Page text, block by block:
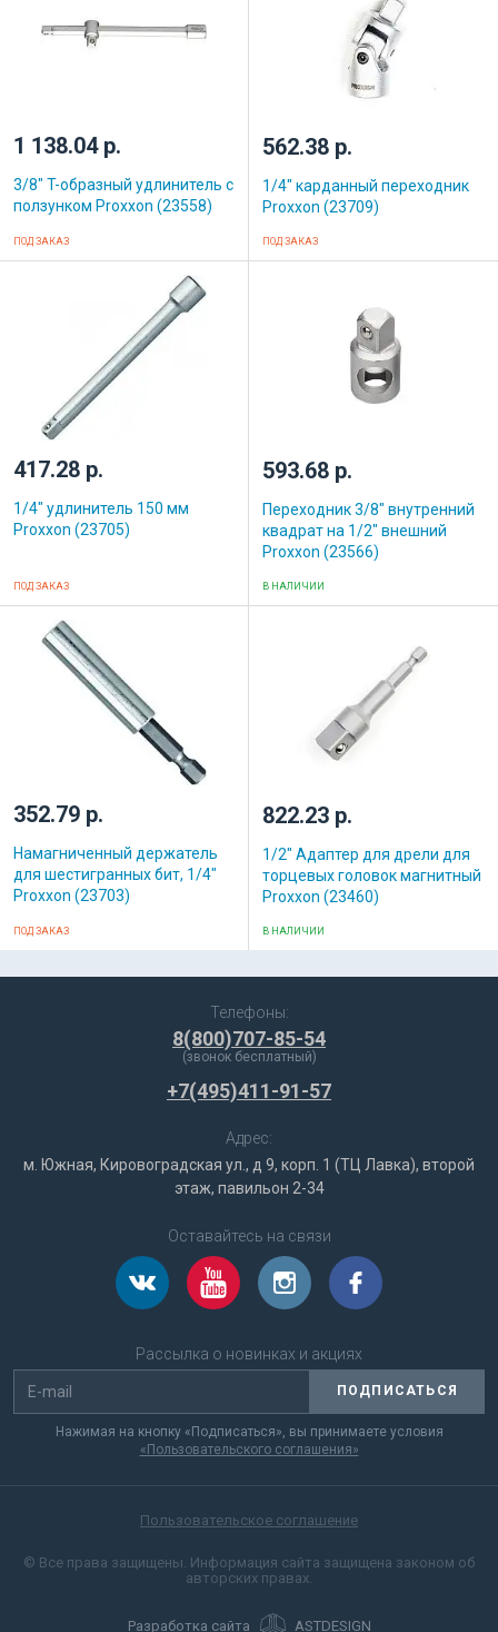
1 138.04 р.
3/8" T-образный удлинитель с
ползунком Proxxon (23558)
ПОД ЗАКАЗ
562.38 р.
1/4" карданный переходник
Proxxon (23709)
ПОД ЗАКАЗ
417.28 р.
1/4" удлинитель 150 мм
Proxxon (23705)
ПОД ЗАКАЗ
593.68 р.
Переходник 3/8" внутренний
квадрат на 1/2" внешний
Proxxon (23566)
В НАЛИЧИИ
352.79 р.
Намагниченный держатель
для шестигранных бит, 1/4"
Proxxon (23703)
ПОД ЗАКАЗ
822.23 р.
1/2" Адаптер для дрели для
торцевых головок магнитный
Proxxon (23460)
В НАЛИЧИИ
Телефоны:
8(800)707-85-54
(звонок бесплатный)
+7(495)411-91-57
Адрес:
м. Южная, Кировоградская ул., д 9, корп. 1 (ТЦ Лавка), второй
этаж, павильон 2-34
Оставайтесь на связи
Рассылка о новинках и акциях
ПОДПИСАТЬСЯ
Нажимая на кнопку «Подписаться», вы принимаете условия
«Пользовательского соглашения»
Пользовательское соглашение
© Все права защищены. Информация сайта защищена законом об
авторских правах.
Разработка сайта ASTDESIGN